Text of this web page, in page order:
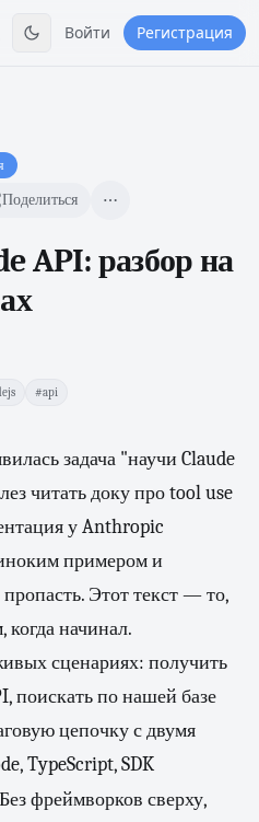
Войти Регистрация
Поделиться
API: разбор на
#api
задача "научи Claude
читать доку про tool use
у Anthropic
примером и
Этот текст — то,
когда начинал.
сценариях: получить
поискать по нашей базе
цепочку с двумя
TypeScript, SDK
фреймворков сверху,